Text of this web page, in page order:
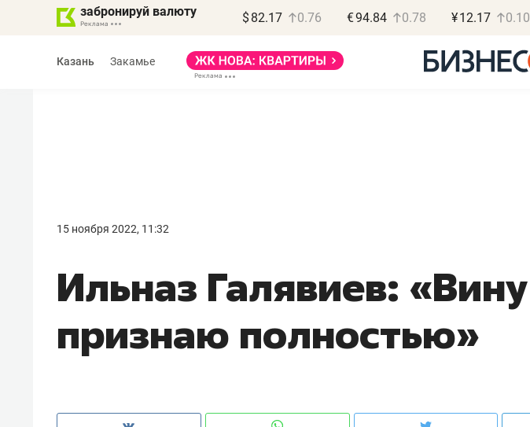
забронируй валюту $ 82.17 0.76 €94.84 0.78 ¥12.17 0.10
Казань Закамье
15 ноября 2022, 11:32
Ильназ Галявиев: «Вину
признаю полностью»